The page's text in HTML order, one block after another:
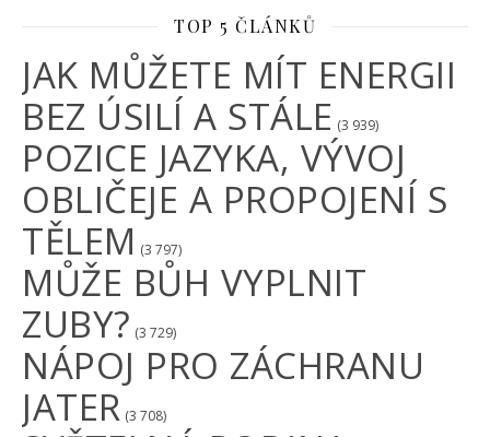
TOP 5 ČLÁNKŮ
JAK MŮŽETE MÍT ENERGII
BEZ ÚSILÍ A STÁLE (3 939)
POZICE JAZYKA, VÝVOJ
OBLIČEJE A PROPOJENÍ S
TĚLEM (3 797)
MŮŽE BŮH VYPLNIT
ZUBY? (3 729)
NÁPOJ PRO ZÁCHRANU
JATER (3 708)